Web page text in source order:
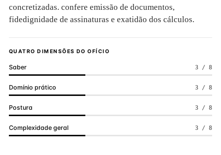
concretizadas. confere emissão de documentos,
fidedignidade de assinaturas e exatidão dos cálculos.
QUATRO DIMENSÕES DO OFÍCIO
Saber 3 / 8
Domínio prático 3 / 8
Postura 3 / 8
Complexidade geral 3 / 8